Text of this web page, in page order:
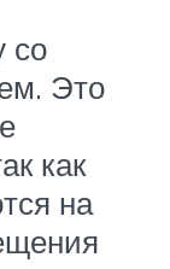
со
Это
как
на